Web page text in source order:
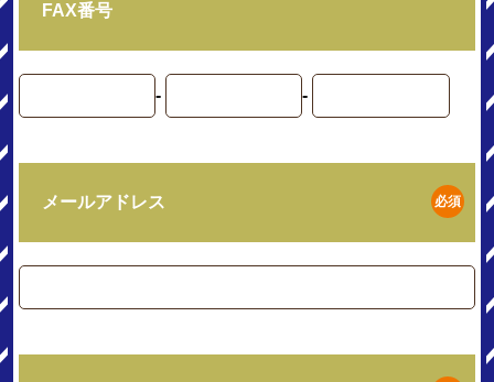
FAX番号
- -
メールアドレス 必須